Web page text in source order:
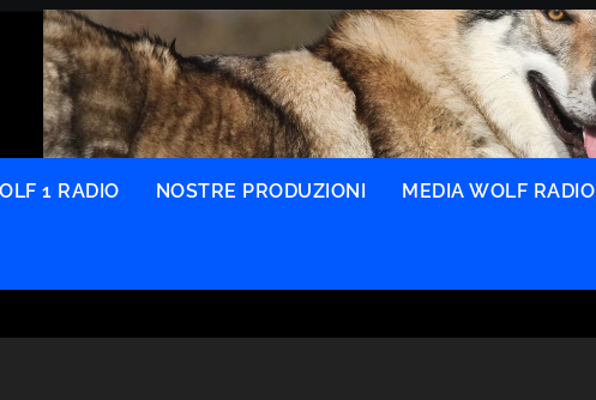
1 RADIO NOSTRE PRODUZIONI MEDIA WOLF RADIO